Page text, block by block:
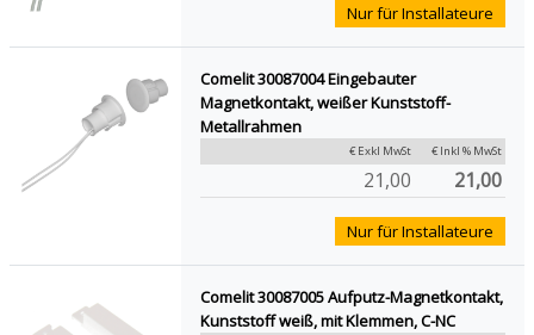
Nur für Installateure
Comelit 30087004 Eingebauter
Magnetkontakt, weißer Kunststoff-
Metallrahmen
€ Exkl MwSt € Inkl % MwSt
21,00 21,00
Nur für Installateure
Comelit 30087005 Aufputz-Magnetkontakt,
Kunststoff weiß, mit Klemmen, C-NC